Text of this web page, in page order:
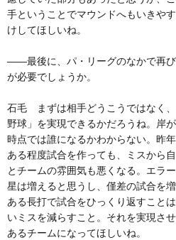
手ということでマウンドへもいきや
けしてほしいね。
――最後に、パ・リーグのなかで再
が必要でしょうか。
石毛 まずは相手どうこうではなく
野球」を実現できるかだろうね。岸
時点では誰になるかわからない。昨
ある程度試合を作っても、ミスから
とチームの雰囲気も悪くなる。エラ
星は増えると思うし、僅差の試合を
ある長打で試合をひっくり返すこと
いミスを減らすこと。それを実現さ
あるチームになってほしいね。